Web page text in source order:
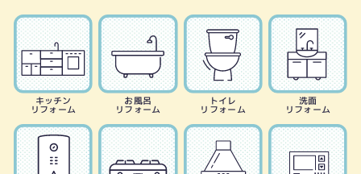
キッチン
リフォーム
お風呂
リフォーム
トイレ
リフォーム
洗面
リフォーム